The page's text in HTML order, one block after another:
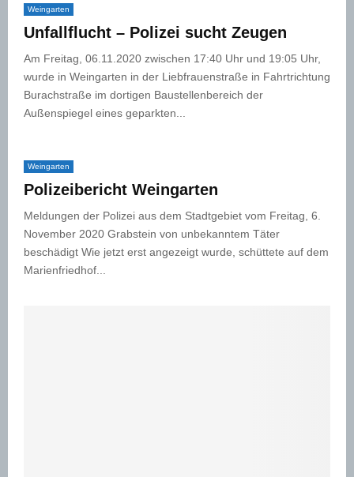
Weingarten
Unfallflucht – Polizei sucht Zeugen
Am Freitag, 06.11.2020 zwischen 17:40 Uhr und 19:05 Uhr,
wurde in Weingarten in der Liebfrauenstraße in Fahrtrichtung
Burachstraße im dortigen Baustellenbereich der
Außenspiegel eines geparkten...
Weingarten
Polizeibericht Weingarten
Meldungen der Polizei aus dem Stadtgebiet vom Freitag, 6.
November 2020 Grabstein von unbekanntem Täter
beschädigt Wie jetzt erst angezeigt wurde, schüttete auf dem
Marienfriedhof...